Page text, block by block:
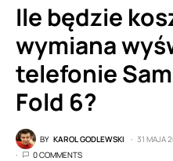
Ile będzie
wymiana
telefonie
Fold 6?
BY KAROL GODLEWSKI 31 MAJA
0 COMMENTS